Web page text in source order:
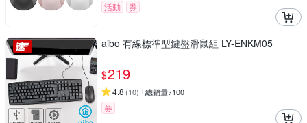
活動 券
aibo 有線標準型鍵盤滑鼠組 LY-ENKM05
$219
4.8 (10) 總銷量>100
券